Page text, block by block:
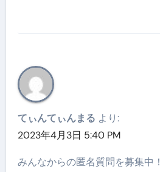
てぃんてぃんまる より:
2023年4月3日 5:40 PM
みんなからの匿名質問を募集中！